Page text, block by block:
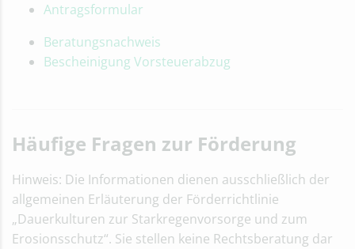
Antragsformular
Beratungsnachweis
Bescheinigung Vorsteuerabzug
Häufige Fragen zur Förderung
Hinweis: Die Informationen dienen ausschließlich der
allgemeinen Erläuterung der Förderrichtlinie
„Dauerkulturen zur Starkregenvorsorge und zum
Erosionsschutz“. Sie stellen keine Rechtsberatung dar